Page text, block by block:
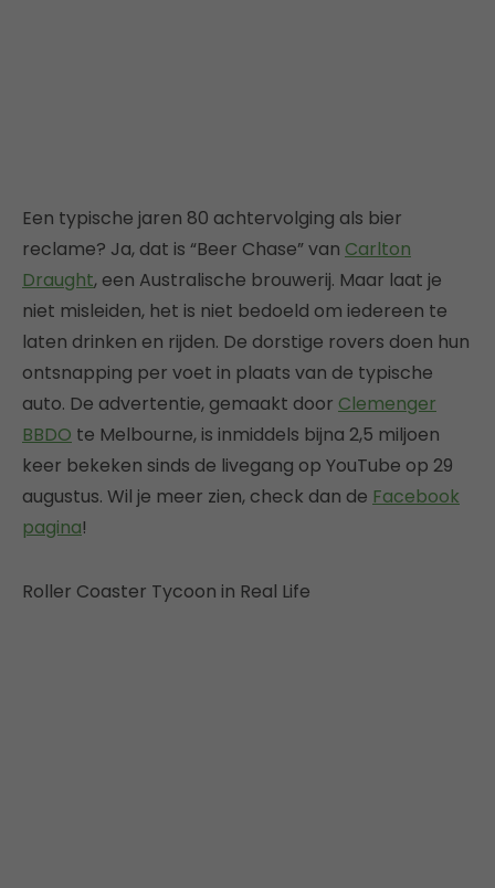
Een typische jaren 80 achtervolging als bier
reclame? Ja, dat is “Beer Chase” van Carlton
Draught, een Australische brouwerij. Maar laat je
niet misleiden, het is niet bedoeld om iedereen te
laten drinken en rijden. De dorstige rovers doen hun
ontsnapping per voet in plaats van de typische
auto. De advertentie, gemaakt door Clemenger
BBDO te Melbourne, is inmiddels bijna 2,5 miljoen
keer bekeken sinds de livegang op YouTube op 29
augustus. Wil je meer zien, check dan de Facebook
pagina!
Roller Coaster Tycoon in Real Life